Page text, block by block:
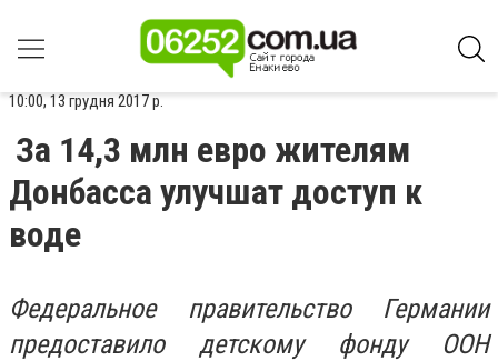
10:00, 13 грудня 2017 р.
За 14,3 млн евро жителям
Донбасса улучшат доступ к
воде
Федеральное правительство Германии
предоставило детскому фонду ООН